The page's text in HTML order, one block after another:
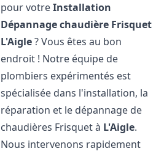
pour votreInstallation
Dépannage chaudière Frisquet
L'Aigle? Vous êtes au bon
endroit ! Notre équipe de
plombiers expérimentés est
spécialisée dans l'installation, la
réparation et le dépannage de
chaudières Frisquet à L'Aigle.
Nous intervenons rapidement